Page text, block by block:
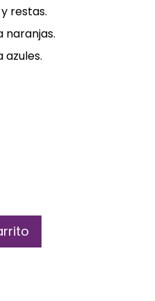
restas.
naranjas.
azules.